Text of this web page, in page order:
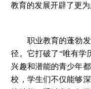
教育的发展开辟了更为
职业教育的蓬勃发
径。它打破了“唯有学
兴趣和潜能的青少年
校，学生们不仅能够